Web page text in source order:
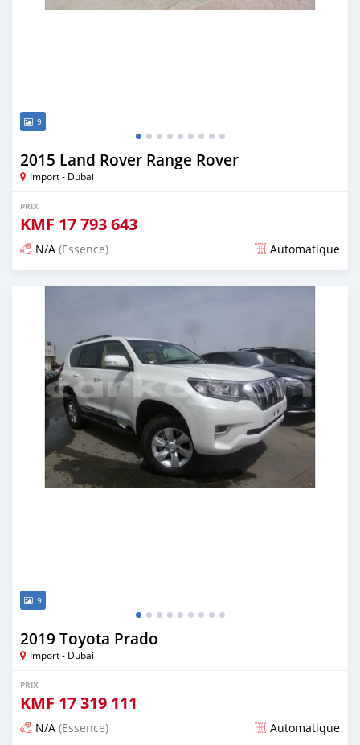
9
2015 Land Rover Range Rover
Import - Dubai
PRIX
KMF 17 793 643
N/A (Essence) Automatique
Publié il y a environ 7 ans
9
2019 Toyota Prado
Import - Dubai
PRIX
KMF 17 319 111
N/A (Essence) Automatique